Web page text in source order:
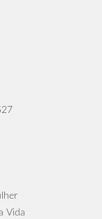
Vida